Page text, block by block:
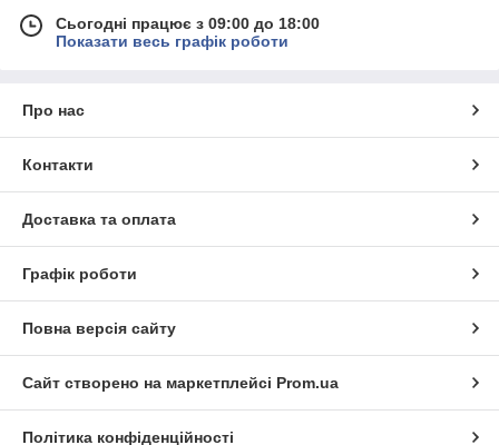
Сьогодні працює з 09:00 до 18:00
Показати весь графік роботи
Про нас
Контакти
Доставка та оплата
Графік роботи
Повна версія сайту
Сайт створено на маркетплейсі Prom.ua
Політика конфіденційності